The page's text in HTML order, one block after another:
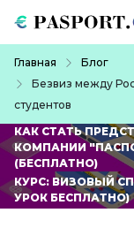
Главная
Блог
Безвиз между
студентов
КАК СТАТЬ
КОМПАНИИ
(БЕСПЛАТНО)
КУРС: ВИЗОВЫЙ
УРОК БЕСПЛАТНО)